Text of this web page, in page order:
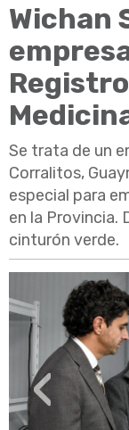
Wichan
Se trata de un
Corralitos,
especial para
en la Provincia.
cinturón verde.
‹